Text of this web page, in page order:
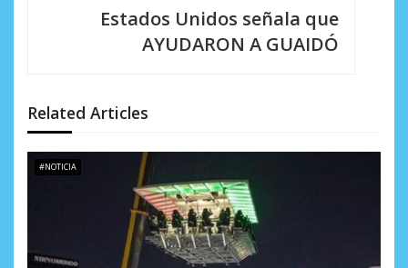
n
d
e
Estados Unidos señala que
AYUDARON A GUAIDÓ
Related Articles
#NOTICIA